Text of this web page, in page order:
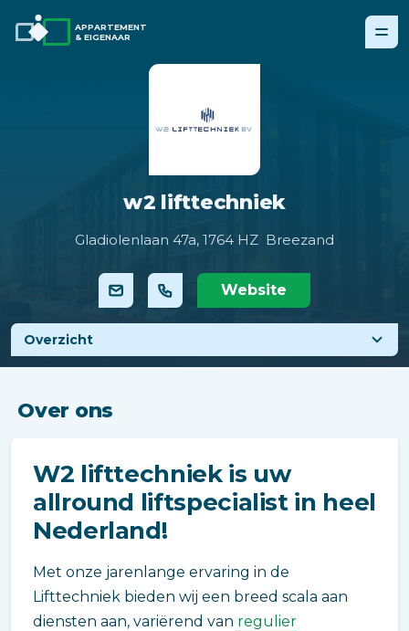
APPARTEMENT
& EIGENAAR
w2 lifttechniek
Gladiolenlaan 47a, 1764 HZ Breezand
Website
Overzicht
Over ons
W2 lifttechniek is uw
allround liftspecialist in heel
Nederland!
Met onze jarenlange ervaring in de
Lifttechniek bieden wij een breed scala aan
diensten aan, variërend van regulier